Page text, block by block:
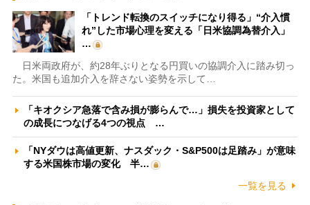
「トレンド転換のスイッチになり得る」“介入慣
れ”した市場心理を変える「日米協調為替介入」
…
日米両政府が、約28年ぶりとなる円買いの協調介入に踏み切っ
た。米国も追加介入を辞さない姿勢を示して…
「キオクシア急落で含み損が膨らんで…」損失を投資家として
の成長につなげる4つの視点 …
「NYダウは高値更新、ナスダック・S&P500は足踏み」が意味
する米国株市場の変化 半…
一覧を見る